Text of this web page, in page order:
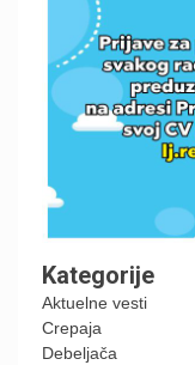
Kategorije
Aktuelne vesti
Crepaja
Debeljača